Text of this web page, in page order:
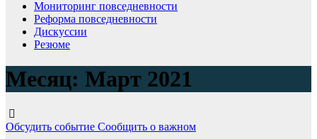
Мониторинг повседневности
Реформа повседневности
Дискуссии
Резюме
Месяц: Март 2021
Обсудить событие Сообщить о важном